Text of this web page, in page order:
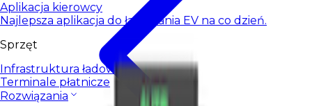
Aplikacja kierowcy
Najlepsza aplikacja do ładowania EV na co dzień.
Sprzęt
Infrastruktura ładowania
Terminale płatnicze
Rozwiązania